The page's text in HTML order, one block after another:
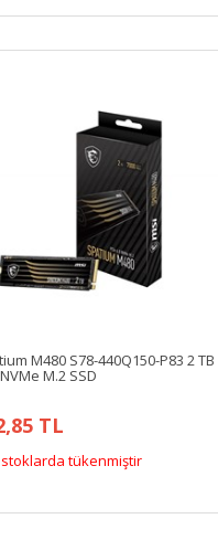
M480 S78-440Q150-P83 2 TB
M.2 SSD
TL
tükenmiştir